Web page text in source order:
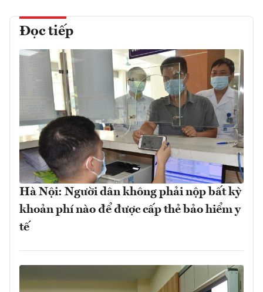
Đọc tiếp
Hà Nội: Người dân không phải nộp bất kỳ
khoản phí nào để được cấp thẻ bảo hiểm y
tế